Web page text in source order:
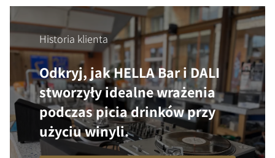
Historia klienta
Odkryj, jak HELLA Bar i DALI
stworzyły idealne wrażenia
podczas picia drinków przy
użyciu winyli.